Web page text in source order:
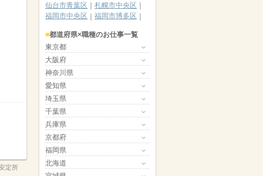
定所
仙台市青葉区
札幌市中央区
福岡市中央区
福岡市博多区
都道府県×職種のお仕事一覧
東京都
大阪府
神奈川県
愛知県
埼玉県
千葉県
兵庫県
京都府
福岡県
北海道